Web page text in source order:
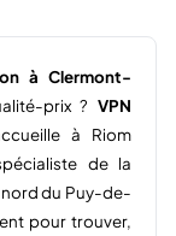
à Clermont-
prix ? VPN
à Riom
de la
du Puy-de-
pour trouver,